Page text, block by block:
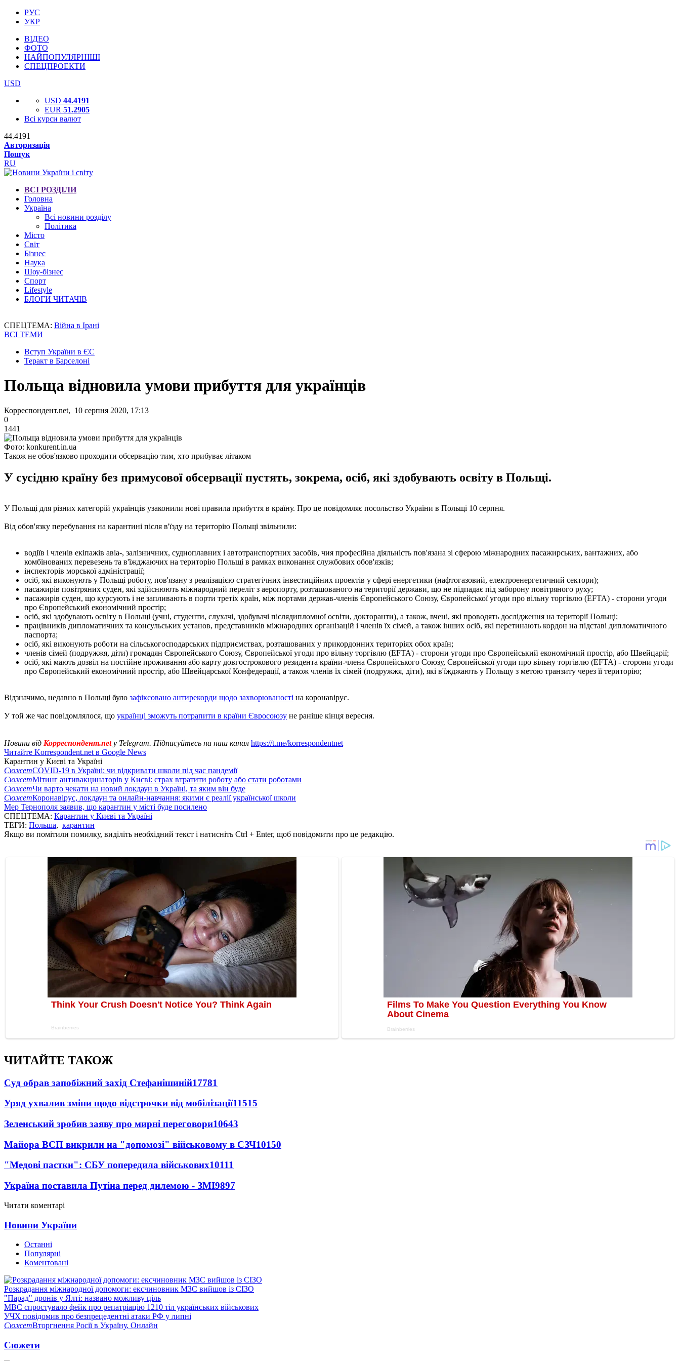
РУС
УКР
ВІДЕО
ФОТО
НАЙПОПУЛЯРНІШІ
СПЕЦПРОЕКТИ
USD
USD 44.4191
EUR 51.2905
Всі курси валют
44.4191
Авторизація
Пошук
RU
ВСІ РОЗДІЛИ
Головна
Україна
Всі новини розділу
Політика
Місто
Світ
Бізнес
Наука
Шоу-бізнес
Спорт
Lifestyle
БЛОГИ ЧИТАЧІВ
СПЕЦТЕМА: Війна в Ірані
ВСІ ТЕМИ
Вступ України в ЄС
Теракт в Барселоні
Польща відновила умови прибуття для українців
Корреспондент.net, 10 серпня 2020, 17:13
0
1441
Фото: konkurent.in.ua
Також не обов'язково проходити обсервацію тим, хто прибуває літаком
У сусідню країну без примусової обсервації пустять, зокрема, осіб, які здобувають освіту в Польщі.
У Польщі для різних категорій українців узаконили нові правила прибуття в країну. Про це повідомляє посольство України в Польщі 10 серпня.
Від обов'язку перебування на карантині після в'їзду на територію Польщі звільнили:
водіїв і членів екіпажів авіа-, залізничних, судноплавних і автотранспортних засобів, чия професійна діяльність пов'язана зі сферою міжнародних пасажирських, вантажних, або
комбінованих перевезень та в'їжджаючих на територію Польщі в рамках виконання службових обов'язків;
інспекторів морської адміністрації;
осіб, які виконують у Польщі роботу, пов'язану з реалізацією стратегічних інвестиційних проектів у сфері енергетики (нафтогазовий, електроенергетичний сектори);
пасажирів повітряних суден, які здійснюють міжнародний переліт з аеропорту, розташованого на території держави, що не підпадає під заборону повітряного руху;
пасажирів суден, що курсують і не запливають в порти третіх країн, між портами держав-членів Європейського Союзу, Європейської угоди про вільну торгівлю (EFTA) - сторони угоди
про Європейський економічний простір;
осіб, які здобувають освіту в Польщі (учні, студенти, слухачі, здобувачі післядипломної освіти, докторанти), а також, вчені, які проводять дослідження на території Польщі;
працівників дипломатичних та консульських установ, представників міжнародних організацій і членів їх сімей, а також інших осіб, які перетинають кордон на підставі дипломатичного
паспорта;
осіб, які виконують роботи на сільськогосподарських підприємствах, розташованих у прикордонних територіях обох країн;
членів сімей (подружжя, діти) громадян Європейського Союзу, Європейської угоди про вільну торгівлю (EFTA) - сторони угоди про Європейський економічний простір, або Швейцарії;
осіб, які мають дозвіл на постійне проживання або карту довгострокового резидента країни-члена Європейського Союзу, Європейської угоди про вільну торгівлю (EFTA) - сторони угоди
про Європейський економічний простір, або Швейцарської Конфедерації, а також членів їх сімей (подружжя, діти), які в'їжджають у Польщу з метою транзиту через її територію;
Відзначимо, недавно в Польщі було зафіксовано антирекорди щодо захворюваності на коронавірус.
У той же час повідомлялося, що українці зможуть потрапити в країни Євросоюзу не раніше кінця вересня.
Новини від Корреспондент.net у Telegram. Підписуйтесь на наш канал https://t.me/korrespondentnet
Читайте Korrespondent.net в Google News
Карантин у Києві та Україні
СюжетCOVID-19 в Україні: чи відкривати школи під час пандемії
СюжетМітинг антивакцинаторів у Києві: страх втратити роботу або стати роботами
СюжетЧи варто чекати на новий локдаун в Україні, та яким він буде
СюжетКоронавірус, локдаун та онлайн-навчання: якими є реалії української школи
Мер Тернополя заявив, що карантин у місті буде посилено
СПЕЦТЕМА: Карантин у Києві та Україні
ТЕГИ: Польша, карантин
Якщо ви помітили помилку, виділіть необхідний текст і натисніть Ctrl + Enter, щоб повідомити про це редакцію.
ЧИТАЙТЕ ТАКОЖ
Суд обрав запобіжний захід Стефанішиній17781
Уряд ухвалив зміни щодо відстрочки від мобілізації11515
Зеленський зробив заяву про мирні переговори10643
Майора ВСП викрили на "допомозі" військовому в СЗЧ10150
"Медові пастки": СБУ попередила військових10111
Україна поставила Путіна перед дилемою - ЗМІ9897
Читати коментарі
Новини України
Останні
Популярні
Коментовані
Розкрадання міжнародної допомоги: ексчиновник МЗС вийшов із СІЗО
"Парад" дронів у Ялті: названо можливу ціль
МВС спростувало фейк про репатріацію 1210 тіл українських військових
УЧХ повідомив про безпрецедентні атаки РФ у липні
СюжетВторгнення Росії в Україну. Онлайн
Сюжети